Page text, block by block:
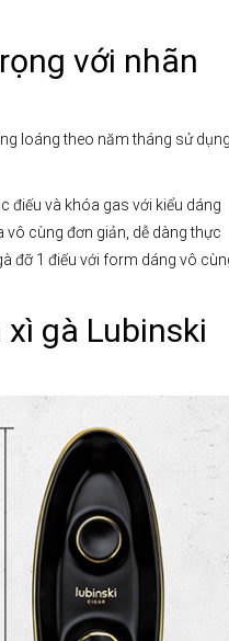
với nhãn
loáng theo năm tháng sử dụng
điếu và khóa gas với kiểu dáng
cùng đơn giản, dễ dàng thực
đỡ 1 điếu với form dáng vô
gà Lubinski